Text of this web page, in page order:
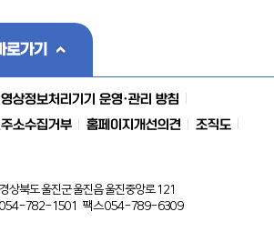
가기
영상정보처리기기 운영·관리 방침
소수집거부 홈페이지개선의견
조직도
상북도 울진군 울진읍 울진중앙로 121
054-782-1501 팩스 054-789-6309